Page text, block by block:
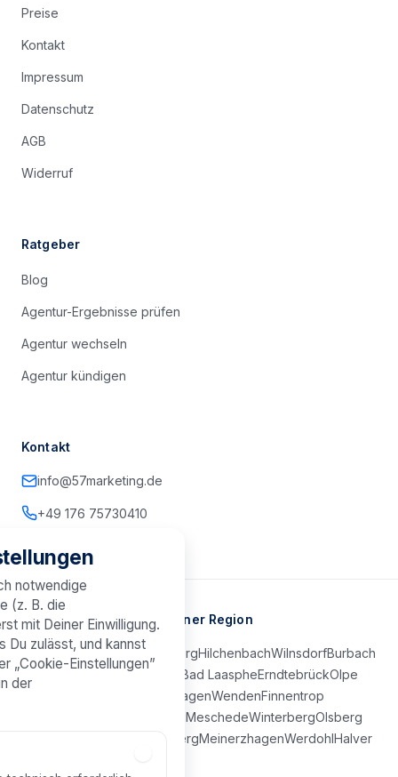
Preise
Kontakt
Impressum
Datenschutz
AGB
Widerruf
Ratgeber
Blog
Agentur-Ergebnisse prüfen
Agentur wechseln
Agentur kündigen
Kontakt
info@57marketing.de
+49 176 75730410
Marketing-Agentur in Deiner Region
Kreuztal NetphenFreudenbergHilchenbachWilnsdorfBurbach
Bad Berleburg Bad LaaspheErndtebrückOlpe
DrolshagenWendenFinnentrop
MeschedeWinterbergOlsberg
PlettenbergMeinerzhagenWerdohl Halver
notwendige
(z. B. die
mit Deiner Einwilligung.
Du zulässt, und kannst
„Cookie-Einstellungen”
der